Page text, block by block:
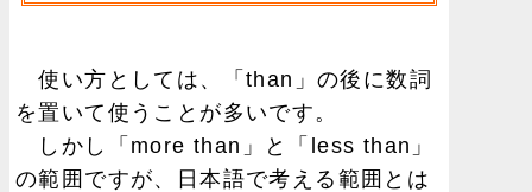
使い方としては、「than」の後に数詞
を置いて使うことが多いです。
しかし「more than」と「less than」
の範囲ですが、日本語で考える範囲とは